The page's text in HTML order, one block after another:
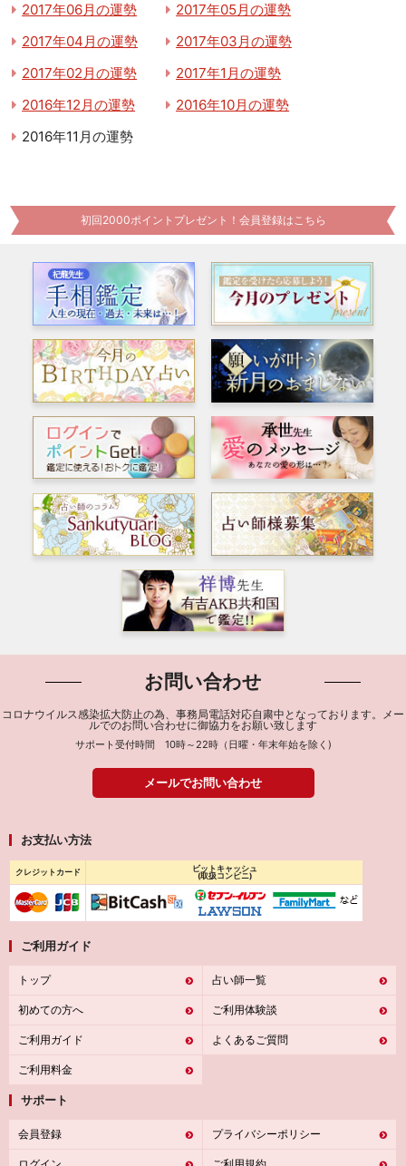
2017年06月の運勢
2017年05月の運勢
2017年04月の運勢
2017年03月の運勢
2017年02月の運勢
2017年1月の運勢
2016年12月の運勢
2016年10月の運勢
2016年11月の運勢
初回2000ポイントプレゼント！会員登録はこちら
お問い合わせ
コロナウイルス感染拡大防止の為、事務局電話対応自粛中となっております。メー
ルでのお問い合わせに御協力をお願い致します
サポート受付時間 10時～22時（日曜・年末年始を除く)
メールでお問い合わせ
お支払い方法
クレジットカード
ビットキャッシュ
(取扱コンビニ)
ご利用ガイド
トップ
初めての方へ
ご利用ガイド
ご利用料金
占い師一覧
ご利用体験談
よくあるご質問
サポート
会員登録 プライバシーポリシー